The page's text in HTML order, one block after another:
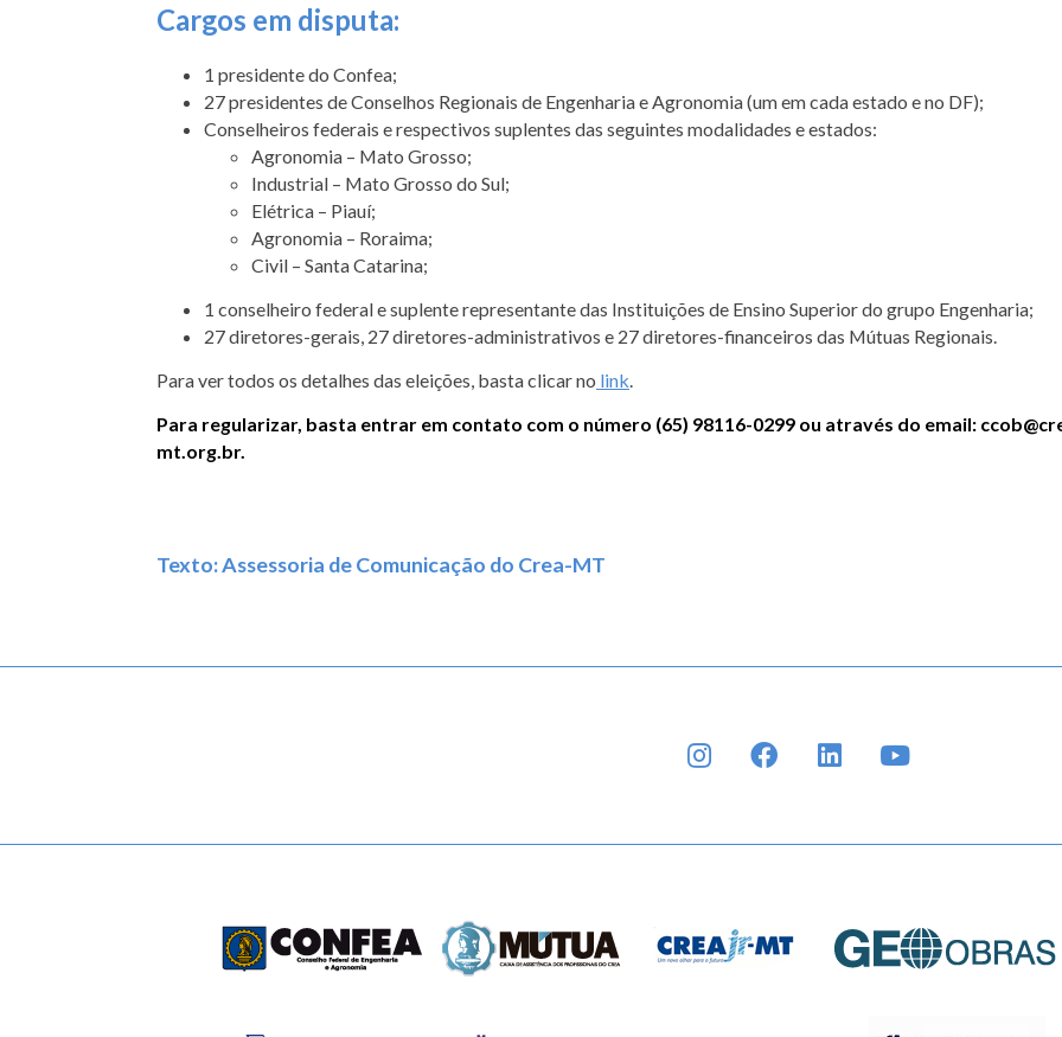
Cargos em disputa:
1 presidente do Confea;
27 presidentes de Conselhos Regionais de Engenharia e Agronomia (um em cada estado e no DF);
Conselheiros federais e respectivos suplentes das seguintes modalidades e estados:
Agronomia – Mato Grosso;
Industrial – Mato Grosso do Sul;
Elétrica – Piauí;
Agronomia – Roraima;
Civil – Santa Catarina;
1 conselheiro federal e suplente representante das Instituições de Ensino Superior do grupo Engenharia;
27 diretores-gerais, 27 diretores-administrativos e 27 diretores-financeiros das Mútuas Regionais.
Para ver todos os detalhes das eleições, basta clicar no link
Para regularizar, basta entrar em contato com o número (65) 98116-0299 ou através do email:
mt.org.br.
Texto: Assessoria de Comunicação do Crea-MT
INSTAGRAMFACEBOOKLINKEDIN